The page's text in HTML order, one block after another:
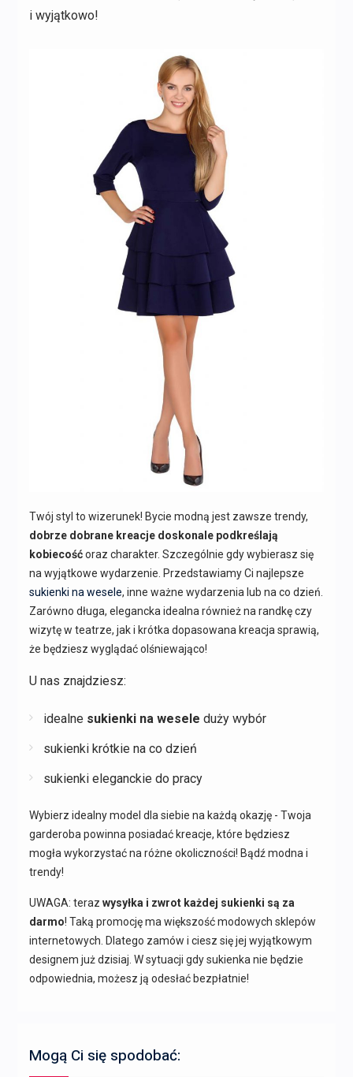
i wyjątkowo!
Twój styl to wizerunek! Bycie modną jest zawsze trendy,
dobrze dobrane kreacje doskonale podkreślają
kobiecośćoraz charakter. Szczególnie gdy wybierasz się
na wyjątkowe wydarzenie. Przedstawiamy Ci najlepsze
sukienki na wesele, inne ważne wydarzenia lub na co dzień.
Zarówno długa, elegancka idealna również na randkę czy
wizytę w teatrze, jak i krótka dopasowana kreacja sprawią,
że będziesz wyglądać olśniewająco!
U nas znajdziesz:
idealne sukienki na wesele duży wybór
sukienki krótkie na co dzień
sukienki eleganckie do pracy
Wybierz idealny model dla siebie na każdą okazję - Twoja
garderoba powinna posiadać kreacje, które będziesz
mogła wykorzystać na różne okoliczności! Bądź modna i
trendy!
UWAGA: teraz wysyłka i zwrot każdej sukienki są za
darmo! Taką promocję ma większość modowych sklepów
internetowych. Dlatego zamów i ciesz się jej wyjątkowym
designem już dzisiaj. W sytuacji gdy sukienka nie będzie
odpowiednia, możesz ją odesłać bezpłatnie!
Mogą Ci się spodobać: